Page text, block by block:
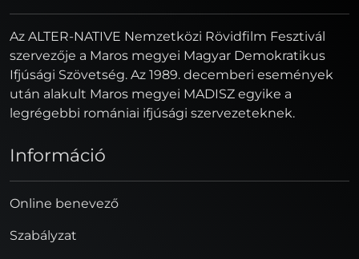
Az ALTER-NATIVE Nemzetközi Rövidfilm Fesztivál
szervezője a Maros megyei Magyar Demokratikus
Ifjúsági Szövetség. Az 1989. decemberi események
után alakult Maros megyei MADISZ egyike a
legrégebbi romániai ifjúsági szervezeteknek.
Információ
Online benevező
Szabályzat